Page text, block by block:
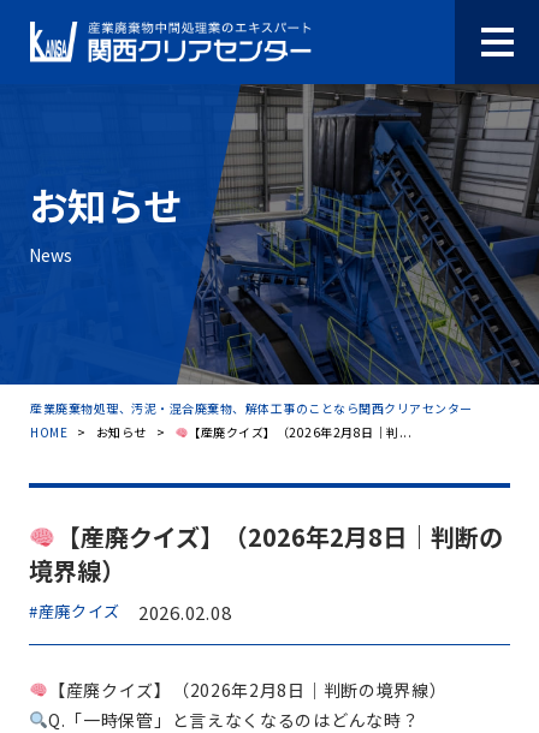
お知らせ
News
産業廃棄物処理、汚泥・混合廃棄物、解体工事のことなら関西クリアセンター
HOME > お知らせ > 【産廃クイズ】（2026年2月8日｜判...
【産廃クイズ】（2026年2月8日｜判断の
境界線）
#産廃クイズ 2026.02.08
【産廃クイズ】（2026年2月8日｜判断の境界線）
Q.「一時保管」と言えなくなるのはどんな時？